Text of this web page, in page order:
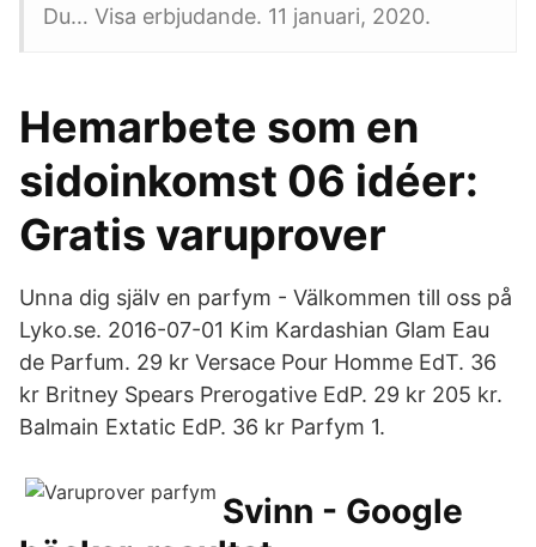
Du… Visa erbjudande. 11 januari, 2020.
Hemarbete som en
sidoinkomst 06 idéer:
Gratis varuprover
Unna dig själv en parfym - Välkommen till oss på
Lyko.se. 2016-07-01 Kim Kardashian Glam Eau
de Parfum. 29 kr Versace Pour Homme EdT. 36
kr Britney Spears Prerogative EdP. 29 kr 205 kr.
Balmain Extatic EdP. 36 kr Parfym 1.
Svinn - Google